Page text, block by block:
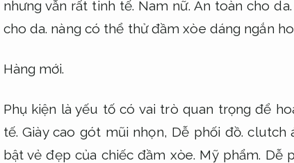
nhưng vẫn rất tinh tế. Nam nữ. An toàn cho da.
cho da. nàng có thể thử đầm xòe dáng ngắn
Hàng mới.
Phụ kiện là yếu tố có vai trò quan trọng để
tế. Giày cao gót mũi nhọn, Dễ phối đồ. clutch
bật vẻ đẹp của chiếc đầm xòe. Mỹ phẩm. Dễ